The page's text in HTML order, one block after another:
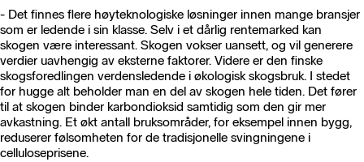
- Det finnes flere høyteknologiske løsninger innen mange bransjer
som er ledende i sin klasse. Selv i et dårlig rentemarked kan
skogen være interessant. Skogen vokser uansett, og vil generere
verdier uavhengig av eksterne faktorer. Videre er den finske
skogsforedlingen verdensledende i økologisk skogsbruk. I stedet
for hugge alt beholder man en del av skogen hele tiden. Det fører
til at skogen binder karbondioksid samtidig som den gir mer
avkastning. Et økt antall bruksområder, for eksempel innen bygg,
reduserer følsomheten for de tradisjonelle svingningene i
celluloseprisene.